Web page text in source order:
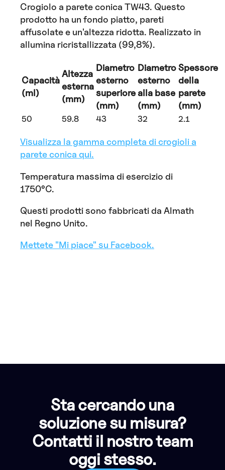
Crogiolo a parete conica TW43. Questo
prodotto ha un fondo piatto, pareti
affusolate e un'altezza ridotta. Realizzato in
allumina ricristallizzata (99,8%).
Capacità
(ml)
Altezza
esterna
(mm)
Diametro
esterno
superiore
(mm)
Diametro
esterno
alla base
(mm)
Spessore
della
parete
(mm)
50 59.8 43 32 2.1
Visualizza la gamma completa di crogioli a
parete conica qui.
Temperatura massima di esercizio di
1750°C.
Questi prodotti sono fabbricati da Almath
nel Regno Unito.
Mettete "Mi piace" su Facebook.
Sta cercando una
soluzione su misura?
Contatti il nostro team
oggi stesso.